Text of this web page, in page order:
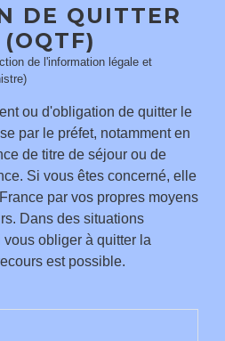
DE QUITTER
de l'information légale et
ou d'obligation de quitter le
par le préfet, notamment en
de titre de séjour ou de
Si vous êtes concerné, elle
par vos propres moyens
Dans des situations
vous obliger à quitter la
est possible.